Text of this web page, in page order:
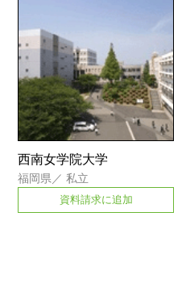
西南女学院大学
福岡県 ／私立
資料請求に追加